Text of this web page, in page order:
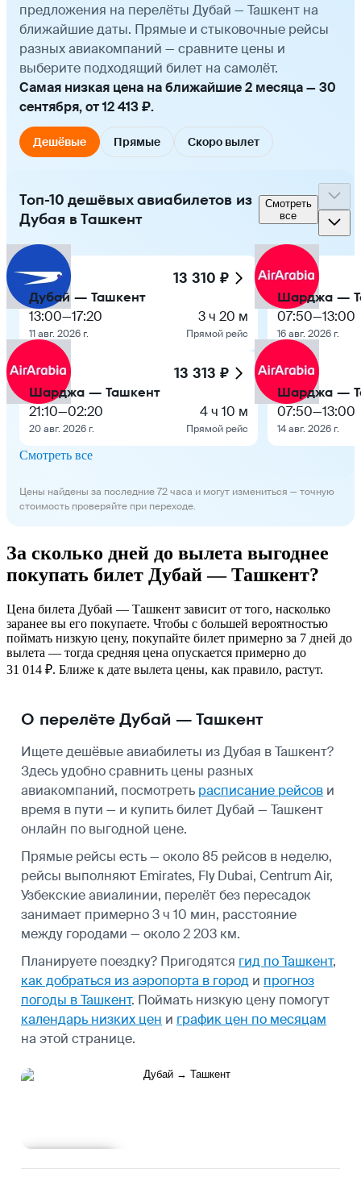
предложения на перелёты Дубай — Ташкент на
ближайшие даты. Прямые и стыковочные рейсы
разных авиакомпаний — сравните цены и
выберите подходящий билет на самолёт.
Самая низкая цена на ближайшие 2 месяца — 30
сентября, от 12 413 ₽.
Дешёвые Прямые Скоро вылет
Топ-10 дешёвых авиабилетов из
Дубая в Ташкент
Смотреть
все
13 310 ₽
Дубай — Ташкент
13:00—17:20
11 авг. 2026 г.
3 ч 20 м
Прямой рейс
13 313 ₽
Шарджа — Ташкент
21:10—02:20
20 авг. 2026 г.
4 ч 10 м
Прямой рейс
Шарджа —
07:50—13:00
16 авг. 2026 г.
Шарджа —
07:50—13:00
14 авг. 2026 г.
Смотреть все
Цены найдены за последние 72 часа и могут измениться — точную
стоимость проверяйте при переходе.
За сколько дней до вылета выгоднее
покупать билет Дубай — Ташкент?
Цена билета Дубай — Ташкент зависит от того, насколько
заранее вы его покупаете. Чтобы с большей вероятностью
поймать низкую цену, покупайте билет примерно за 7 дней до
вылета — тогда средняя цена опускается примерно до
31 014 ₽. Ближе к дате вылета цены, как правило, растут.
О перелёте Дубай — Ташкент
Ищете дешёвые авиабилеты из Дубая в Ташкент?
Здесь удобно сравнить цены разных
авиакомпаний, посмотреть расписание рейсов и
время в пути — и купить билет Дубай — Ташкент
онлайн по выгодной цене.
Прямые рейсы есть — около 85 рейсов в неделю,
рейсы выполняют Emirates, Fly Dubai, Centrum Air,
Узбекские авиалинии, перелёт без пересадок
занимает примерно 3 ч 10 мин, расстояние
между городами — около 2 203 км.
Планируете поездку? Пригодятся гид по Ташкент,
как добраться из аэропорта в город и прогноз
погоды в Ташкент. Поймать низкую цену помогут
календарь низких цен и график цен по месяцам
на этой странице.